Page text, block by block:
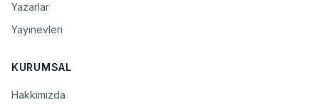
Yazarlar
Yayınevleri
KURUMSAL
Hakkımızda